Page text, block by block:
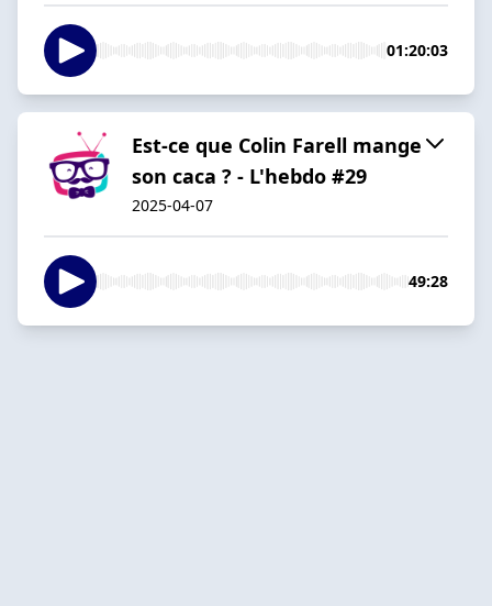
01:20:03
Est-ce que Colin Farell mange
son caca ? - L'hebdo #29
2025-04-07
49:28